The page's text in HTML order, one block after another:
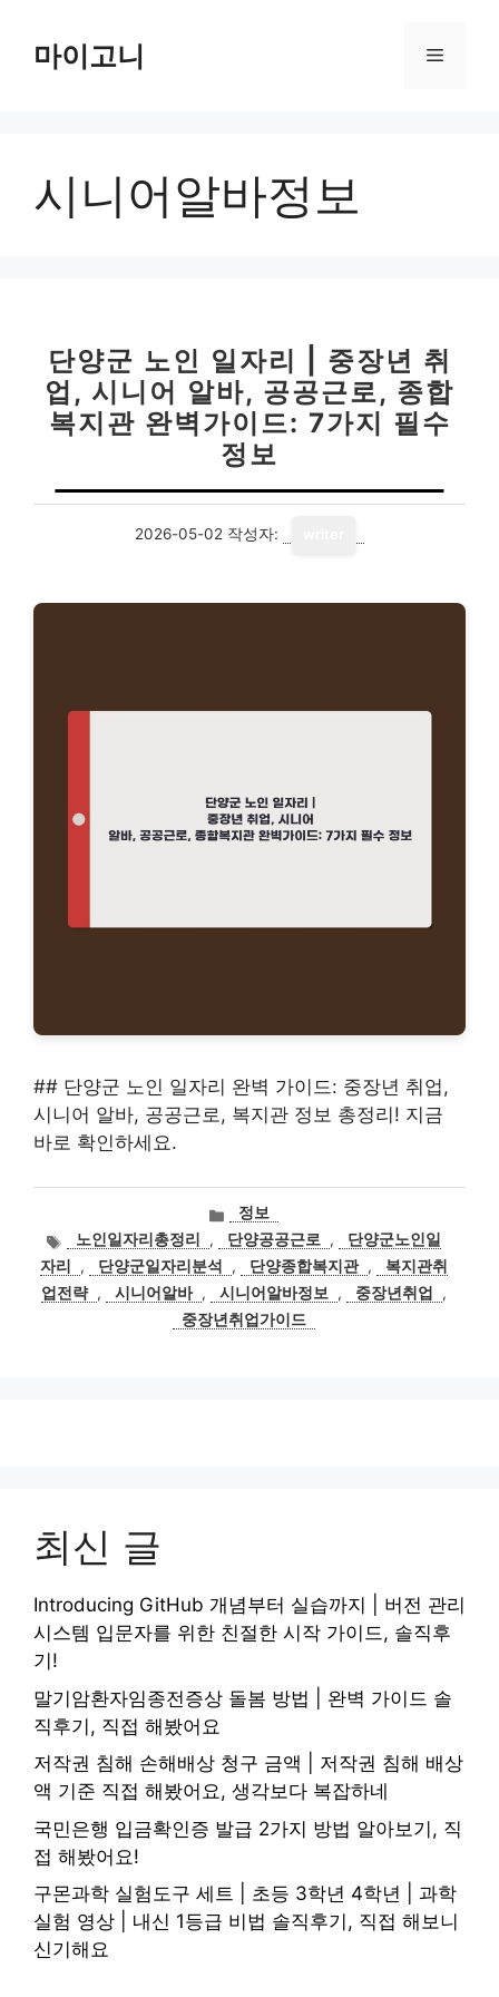
마이고니 메
시니어알바정보
단양군 노인 일자리 | 중장년 취
업, 시니어 알바, 공공근로, 종합
복지관 완벽가이드: 7가지 필수
정보
2026-05-02 작성자:
## 단양군 노인 일자리 완벽 가이드: 중장년 취업,
시니어 알바, 공공근로, 복지관 정보 총정리! 지금
바로 확인하세요.
카
테
고
리
정보
태
그
노인일자리총정리 , 단양공공근로 ,
단양군노인일
자리
, 단양군일자리분석 , 단양종합복지관 ,
복지관취
업전략 , 시니어알바 , 시니어알바정보 , 중장년취업
,
중장년취업가이드
최신 글
Introducing GitHub 개념부터 실습까지 | 버전 관리
시스템 입문자를 위한 친절한 시작 가이드, 솔직후
기!
말기암환자임종전증상 돌봄 방법 | 완벽 가이드 솔
직후기, 직접 해봤어요
저작권 침해 손해배상 청구 금액 | 저작권 침해 배상
액 기준 직접 해봤어요, 생각보다 복잡하네
국민은행 입금확인증 발급 2가지 방법 알아보기, 직
접 해봤어요!
구몬과학 실험도구 세트 | 초등 3학년 4학년 | 과학
실험 영상 | 내신 1등급 비법 솔직후기, 직접 해보니
신기해요